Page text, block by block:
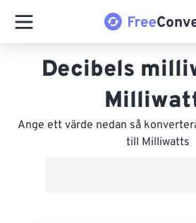
Decibels
Ange ett värde nedan så
till Milliwatts